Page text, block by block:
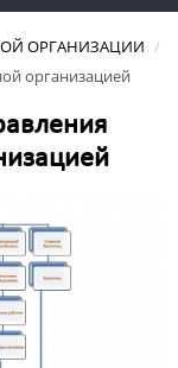
ОРГАНИЗАЦИИ /
организацией